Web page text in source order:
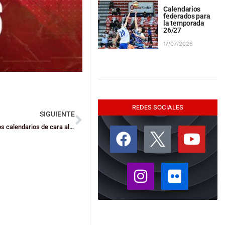
SIGUIENTE
La Federación Bizkaina trabaja en la elaboración de los nuevos calendarios de cara al inicio de la competición
Calendarios
federados para
la temporada
26/27
17/07/2026
REDES SOCIALES